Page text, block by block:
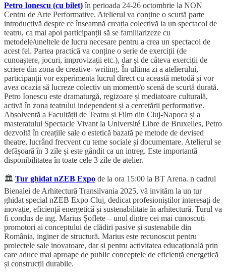
Petro Ionescu (cu bilet)în perioada 24-26 octombrie la NON
Centru de Arte Performative. Atelierul va conține o scurtă parte
introductivă despre ce înseamnă creația colectivă la un spectacol de
teatru, ca mai apoi participanții să se familiarizeze cu
metodele/uneltele de lucru necesare pentru a crea un spectacol de
acest fel. Partea practică va conține o serie de exerciții (de
cunoaștere, jocuri, improvizații etc.), dar și de câteva exerciții de
scriere din zona de creative- writing. În ultima zi a atelierului,
participanții vor experimenta lucrul direct cu această metodă și vor
avea ocazia să lucreze colectiv un moment/o scenă de scurtă durată.
Petro Ionescu este dramaturgă, regizoare și mediatoare culturală,
activă în zona teatrului independent și a cercetării performative.
Absolventă a Facultății de Teatru și Film din Cluj-Napoca și a
masteratului Spectacle Vivant la Université Libre de Bruxelles, Petro
dezvoltă în creațiile sale o estetică bazată pe metode de devised
theatre, lucrând frecvent cu teme sociale și documentare. Atelierul se
defășoară în 3 zile și este gândit ca un intreg. Este importantă
disponibilitatea în toate cele 3 zile de atelier.
🏛️ Tur ghidat nZEB Expo de la ora 15:00 la BT Arena. n cadrul
Bienalei de Arhitectură Transilvania 2025, vă invităm la un tur
ghidat special nZEB Expo Cluj, dedicat profesioniștilor interesați de
inovație, eficiență energetică și sustenabilitate în arhitectură. Turul va
fi condus de ing. Marius Șoflete – unul dintre cei mai cunoscuți
promotori ai conceptului de clădiri pasive și sustenabile din
România, inginer de structură. Marius este recunoscut pentru
proiectele sale inovatoare, dar și pentru activitatea educațională prin
care aduce mai aproape de public conceptele de eficiență energetică
și construcții durabile.